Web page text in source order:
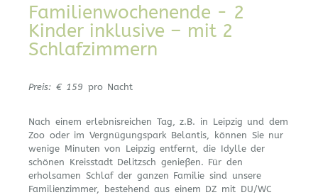
Familienwochenende - 2
Kinder inklusive – mit 2
Schlafzimmern
Preis: € 159 pro Nacht
Nach einem erlebnisreichen Tag, z.B. in Leipzig und dem
Zoo oder im Vergnügungspark Belantis, können Sie nur
wenige Minuten von Leipzig entfernt, die Idylle der
schönen Kreisstadt Delitzsch genießen. Für den
erholsamen Schlaf der ganzen Familie sind unsere
Familienzimmer, bestehend aus einem DZ mit DU/WC